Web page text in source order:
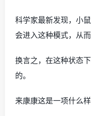
科学家最新发现，小
会进入这种模式，从
换言之，在这种状态
的。
来康康这是一项什么样